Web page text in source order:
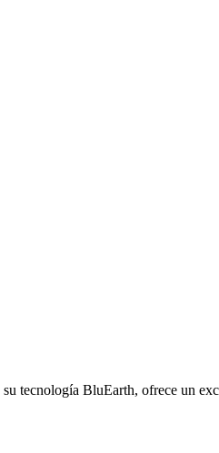
tecnología BluEarth, ofrece un